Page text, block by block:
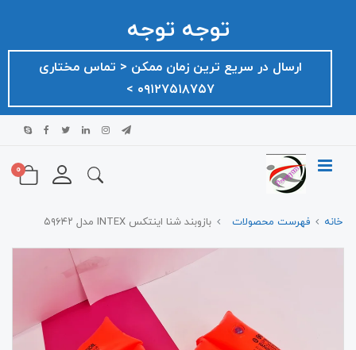
توجه توجه
ارسال در سریع ترین زمان ممکن ‌< تماس مختاری
۰۹۱۲۷۵۱۸۷۵۷ >
0
خانه فهرست محصولات بازوبند شنا اینتکس INTEX مدل ۵۹۶۴۲